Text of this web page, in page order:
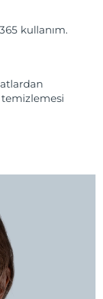
kullanım.
temizlemesi